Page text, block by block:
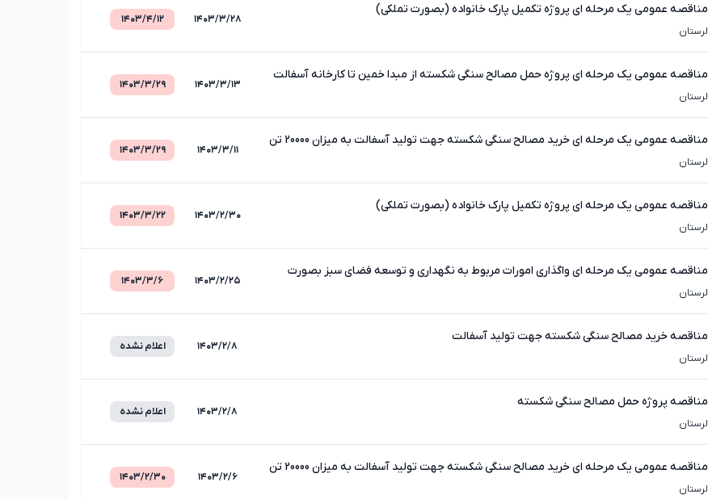
مناقصه عمومی یک مرحله ای پروژه تکمیل پارک خانواده (بصورت تملکی)
لرستان
۱۴۰۳/۳/۲۸ ۱۴۰۳/۴/۱۲
مناقصه عمومی یک مرحله ای پروژه حمل مصالح سنگی شکسته از مبدا خمین تا کارخانه آسفالت
شهرداری
لرستان
۱۴۰۳/۳/۱۳ ۱۴۰۳/۳/۲۹
مناقصه عمومی یک مرحله ای خرید مصالح سنگی شکسته جهت تولید آسفالت به میزان 20000 تن
مصالح
لرستان
۱۴۰۳/۳/۱۱ ۱۴۰۳/۳/۲۹
مناقصه عمومی یک مرحله ای پروژه تکمیل پارک خانواده (بصورت تملکی)
لرستان
۱۴۰۳/۲/۳۰ ۱۴۰۳/۳/۲۲
مناقصه عمومی یک مرحله ای واگذاری امورات مربوط به نگهداری و توسعه فضای سبز بصورت
حجمی
لرستان
۱۴۰۳/۲/۲۵ ۱۴۰۳/۳/۶
مناقصه خرید مصالح سنگی شکسته جهت تولید آسفالت
لرستان
۱۴۰۳/۲/۸ اعلام نشده
مناقصه پروژه حمل مصالح سنگی شکسته
لرستان
۱۴۰۳/۲/۸ اعلام نشده
مناقصه عمومی یک مرحله ای خرید مصالح سنگی شکسته جهت تولید آسفالت به میزان 20000 تن
مصالح
لرستان
۱۴۰۳/۲/۶ ۱۴۰۳/۲/۳۰